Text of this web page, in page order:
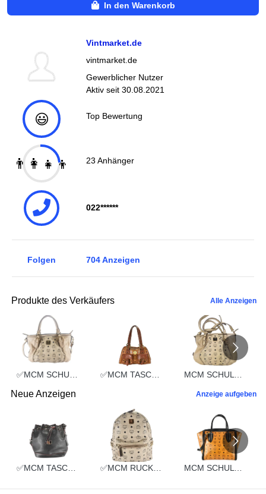
In den Warenkorb
Vintmarket.de
vintmarket.de
Gewerblicher Nutzer
Aktiv seit 30.08.2021
😃 Top Bewertung
👨‍👩‍👧‍👦 23 Anhänger
022******
Folgen 704Anzeigen
Produkte des Verkäufers Alle Anzeigen
Neue Anzeigen Anzeige aufgeben